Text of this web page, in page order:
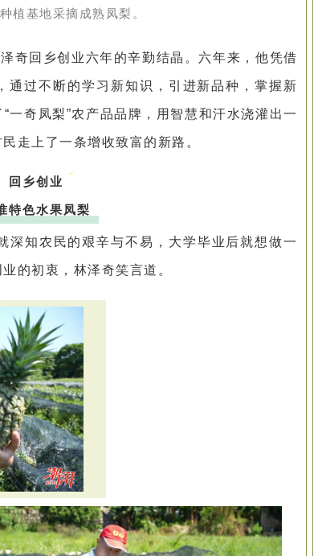
植基地采摘成熟凤梨。
奇回乡创业六年的辛勤结晶。六年来，他凭借
通过不断的学习新知识，引进新品种，掌握新
一奇凤梨”农产品品牌，用智慧和汗水浇灌出一
走上了一条增收致富的新路。
回乡创业
特色水果凤梨
深知农民的艰辛与不易，大学毕业后就想做一
的初衷，林泽奇笑言道。